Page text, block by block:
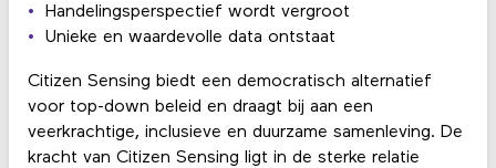
Handelingsperspectief wordt vergroot
Unieke en waardevolle data ontstaat
Citizen Sensing biedt een democratisch alternatief
voor top-down beleid en draagt bij aan een
veerkrachtige, inclusieve en duurzame samenleving. De
kracht van Citizen Sensing ligt in de sterke relatie